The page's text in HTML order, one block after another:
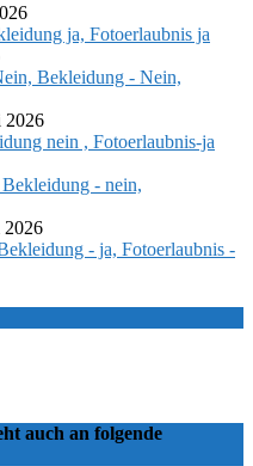
ja, Fotoerlaubnis ja
Bekleidung - Nein,
2026
nein , Fotoerlaubnis-ja
- nein,
2026
- ja, Fotoerlaubnis -
auch an folgende